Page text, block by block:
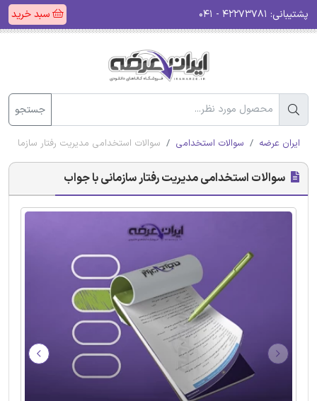
پشتیبانی: سبد خرید
جستجو
ایران عرضه سوالات استخدامی سوالات استخدامی مدیریت رفتار سازمانی
سوالات استخدامی مدیریت رفتار سازمانی با جواب